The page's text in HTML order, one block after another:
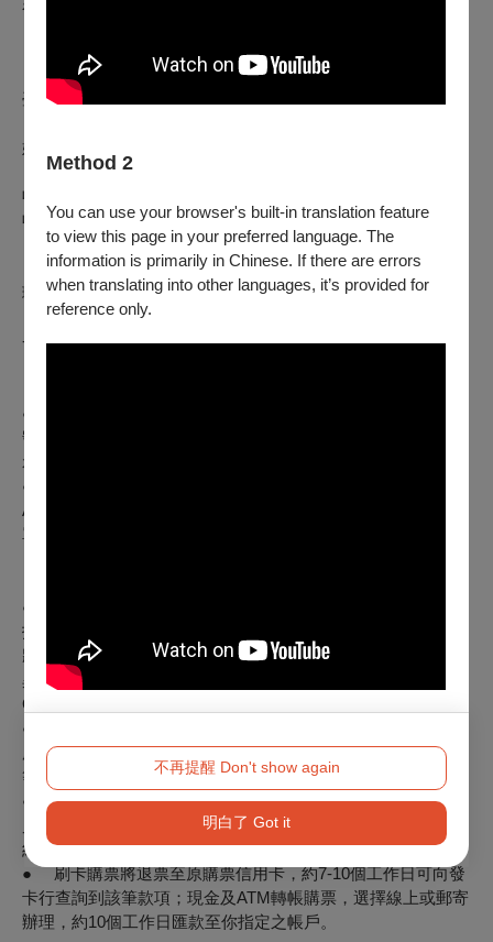
Method 2
You can use your browser's built-in translation feature
to view this page in your preferred language. The
information is primarily in Chinese. If there are errors
when translating into other languages, it’s provided for
reference only.
不再提醒 Don't show again
明白了 Got it
【已取紙本票】
請由下述退票方案擇一辦理：
1.臨櫃退票
：請於服務時間內，至OPENTIX臺北、臺中、
臺南、高雄四大服務處辦理。
姓名電話等聯絡資訊於退票期限前（郵戳為憑），掛號郵寄至
「100012臺北市中正區中山南路21-1號 OPENTIX 退票小組
收」。退票郵寄前請記下票面之訂單編號，並請妥善保存掛號
收據。
【向主辦單位購買之有價票券者】，請洽TSO秘書室張先生
理，聯絡電話（02）2578-6731#734
--------
● 登入OPENTIX＞會員＞訂單紀錄，點入要查詢的訂單編
號內即可查看付款方式。如為文化幣全額支付，付款方式會顯
示「現金 $0 + 文化幣」。
● 票券入場聯，票價旁的英文代號C為現金付款，ATM為
ATM轉帳，V／M／J／AE／AP／GP為刷卡付款，B為向主辦
單位購票票券。
● 如購票時使用文化幣或點數折抵，退票時，系統將退還折
抵之全額文化幣，並於扣除退票手續費後，優先退還點數，再
將剩餘款項退回。特別提醒，如退票時（含換、補票及因節目
異動之退票），抵用之文化幣、點數已逾使用效期，
OPENTIX將無法以任何形式進行返還、展延。
● 退票以票面金額為計算標準，取票所產生之郵寄費、超商
服務費，退票寄回郵資、選擇ATM轉帳付款產生之轉帳手續費
等均不屬於退票費用計算內。
● 原訂單如為線上購買或分銷點購買並有歸戶OPENTIX會
員，退票成功後會收到Email通知，你亦可登入OPENTIX訂單
紀錄，查詢訂單狀態。
● 刷卡購票將退票至原購票信用卡，約7-10個工作日可向發
卡行查詢到該筆款項；現金及ATM轉帳購票，選擇線上或郵寄
辦理，約10個工作日匯款至你指定之帳戶。